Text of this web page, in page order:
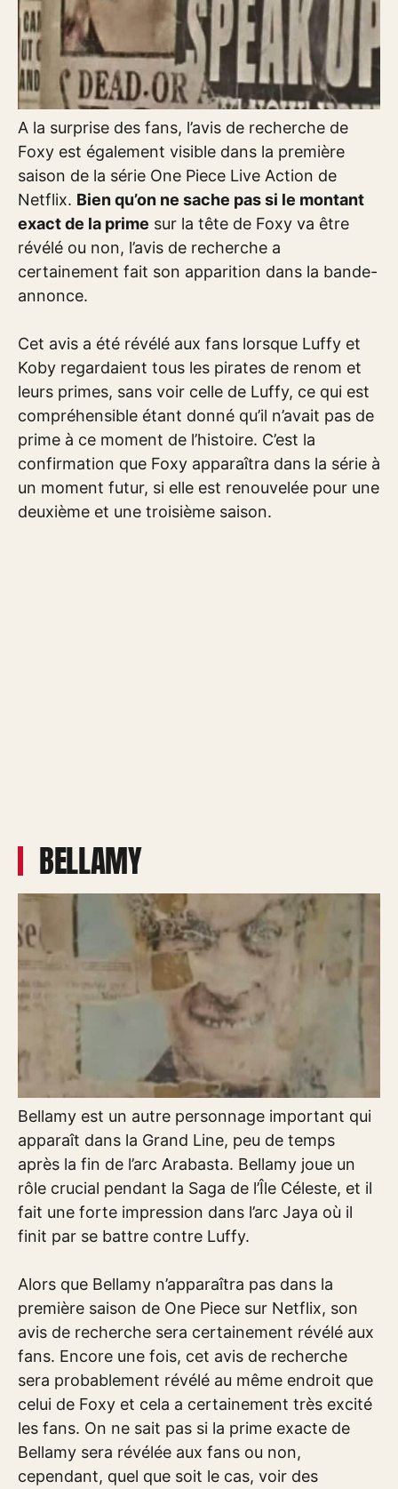
A la surprise des fans, l’avis de recherche de
Foxy est également visible dans la première
saison de la série One Piece Live Action de
Netflix. Bien qu’on ne sache pas si le montant
exact de la prime sur la tête de Foxy va être
révélé ou non, l’avis de recherche a
certainement fait son apparition dans la bande-
annonce.
Cet avis a été révélé aux fans lorsque Luffy et
Koby regardaient tous les pirates de renom et
leurs primes, sans voir celle de Luffy, ce qui est
compréhensible étant donné qu’il n’avait pas de
prime à ce moment de l’histoire. C’est la
confirmation que Foxy apparaîtra dans la série à
un moment futur, si elle est renouvelée pour une
deuxième et une troisième saison.
BELLAMY
Bellamy est un autre personnage important qui
apparaît dans la Grand Line, peu de temps
après la fin de l’arc Arabasta. Bellamy joue un
rôle crucial pendant la Saga de l’Île Céleste, et il
fait une forte impression dans l’arc Jaya où il
finit par se battre contre Luffy.
Alors que Bellamy n’apparaîtra pas dans la
première saison de One Piece sur Netflix, son
avis de recherche sera certainement révélé aux
fans. Encore une fois, cet avis de recherche
sera probablement révélé au même endroit que
celui de Foxy et cela a certainement très excité
les fans. On ne sait pas si la prime exacte de
Bellamy sera révélée aux fans ou non,
cependant, quel que soit le cas, voir des